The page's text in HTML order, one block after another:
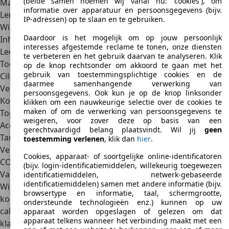
Marktintroductie
2023
Lengte x breedte x hoogte
4,56 x 2,16 x 1,19 m
Wielbasis
2,67 m
Inhoud bagageruimte
360 l
Ledig gewicht
1.389 kg
Toelaatbaar totaalgewicht
n.b.
Cilinderinhoud
3.994 cm3
Vermogen
552 kW (750 pk)
Koppel
800 Nm
Topsnelheid
332 km/u
Acceleratie van 0 tot 100 km/u
2,8 sec
Tankinhoud
72 l
Verbruik
CO₂-uitstoot
276 g/km
Varianten
Wie zich in de luxepositie bevindt om een McLaren 750S te
kopen, kan kiezen tussen de Coupé en deSpider
cabriovariant. De McLaren Spider is door de
klapdakkonstructie ongeveer 50 kilogram zwaarder, wat
informatie over apparatuur en persoonsgegevens (bijv.
IP-adressen) op te slaan en te gebruiken.
Daardoor is het mogelijk om op jouw persoonlijk
interesses afgestemde reclame te tonen, onze diensten
te verbeteren en het gebruik daarvan te analyseren. Klik
op de knop rechtsonder om akkoord te gaan met het
gebruik van toestemmingsplichtige cookies en de
daarmee samenhangende verwerking van
persoonsgegevens. Ook kun je op de knop linksonder
klikken om een nauwkeurige selectie over de cookies te
maken of om de verwerking van persoonsgegevens te
weigeren, voor zover deze op basis van een
gerechtvaardigd belang plaatsvindt. Wil jij geen
toestemming verlenen, klik dan hier.
Cookies, apparaat- of soortgelijke online-identificatoren
(bijv. login-identificatiemiddelen, willekeurig toegewezen
identificatiemiddelen, netwerk-gebaseerde
identificatiemiddelen) samen met andere informatie (bijv.
browsertype en informatie, taal, schermgrootte,
ondersteunde technologieën enz.) kunnen op uw
apparaat worden opgeslagen of gelezen om dat
apparaat telkens wanneer het verbinding maakt met een